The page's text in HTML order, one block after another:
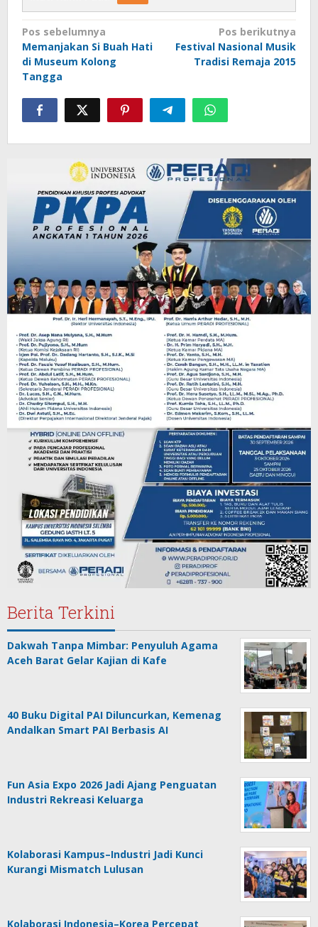
Navigasi
pos
Pos sebelumnya
Memanjakan Si Buah Hati
di Museum Kolong
Tangga
Pos berikutnya
Festival Nasional Musik
Tradisi Remaja 2015
Berita Terkini
Dakwah Tanpa Mimbar: Penyuluh Agama
Aceh Barat Gelar Kajian di Kafe
40 Buku Digital PAI Diluncurkan, Kemenag
Andalkan Smart PAI Berbasis AI
Fun Asia Expo 2026 Jadi Ajang Penguatan
Industri Rekreasi Keluarga
Kolaborasi Kampus–Industri Jadi Kunci
Kurangi Mismatch Lulusan
Kolaborasi Indonesia–Korea Percepat